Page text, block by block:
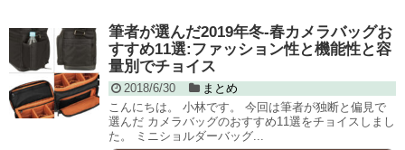
筆者が選んだ2019年冬-春カメラバッグお
すすめ11選:ファッション性と機能性と容
量別でチョイス
2018/6/30
まとめ
こんにちは。 小林です。 今回は筆者が独断と偏見で
選んだ カメラバッグのおすすめ11選をチョイスしまし
た。 ミニショルダーバッグ...